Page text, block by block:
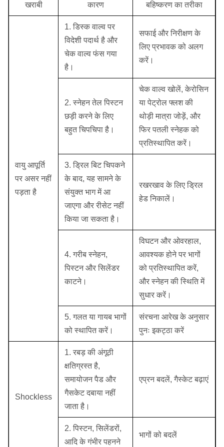
खराबी कारण बहिष्करण का तरीका
वायु आपूर्ति
पर असर नहीं
पड़ता है
1. डिस्क वाल्व पर
विदेशी पदार्थ है और
चेक वाल्व फंस गया
है।
सफाई और निरीक्षण के
लिए प्रभावक को अलग
करें।
2. स्नेहन तेल पिस्टन
छड़ी करने के लिए
बहुत चिपचिपा है।
चेक वाल्व खोलें, केरोसिन
या पेट्रोल फ्लश की
थोड़ी मात्रा जोड़ें, और
फिर पतली स्नेहक को
प्रतिस्थापित करें।
3. ड्रिल बिट चिपकने
के बाद, यह सामने के
संयुक्त भाग में आ
जाएगा और रीसेट नहीं
किया जा सकता है।
रखरखाव के लिए ड्रिल
हेड निकालें।
4. गरीब स्नेहन,
पिस्टन और सिलेंडर
काटने।
विघटन और ओवरहाल,
आवश्यक होने पर भागों
को प्रतिस्थापित करें,
और स्नेहन की स्थिति में
सुधार करें।
5. गलत या गायब भागों
को स्थापित करें।
संरचना आरेख के अनुसार
पुनः इकट्ठा करें
Shockless
1. रबड़ की अंगूठी
क्षतिग्रस्त है,
समायोजन पैड और
गैसकेट दबाया नहीं
जाता है।
एप्रन बदलें, गैस्केट बढ़ाएं
2. पिस्टन, सिलेंडरों,
आदि के गंभीर पहनने
भागों को बदलें